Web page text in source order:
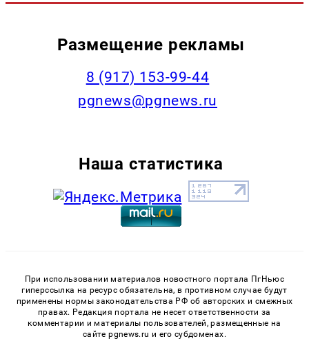
Размещение рекламы
‭8 (917) 153-99-44
pgnews@pgnews.ru
Наша статистика
При использовании материалов новостного портала ПгНьюс
гиперссылка на ресурс обязательна, в противном случае будут
применены нормы законодательства РФ об авторских и смежных
правах. Редакция портала не несет ответственности за
комментарии и материалы пользователей, размещенные на
сайте pgnews.ru и его субдоменах.